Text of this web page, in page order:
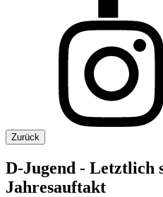
Zurück
D-Jugend - Letztlich
Jahresauftakt